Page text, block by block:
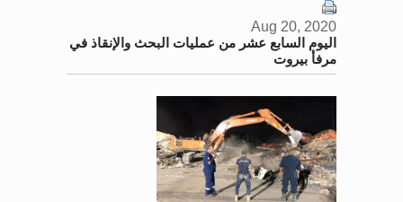
Aug 20, 2020
اليوم السابع عشر من عمليات البحث والإنقاذ في
مرفأ بيروت